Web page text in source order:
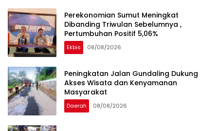
Perekonomian Sumut Meningkat
Dibanding Triwulan Sebelumnya ,
Pertumbuhan Positif 5,06%
Ekbis 08/08/2026
Peningkatan Jalan Gundaling Dukung
Akses Wisata dan Kenyamanan
Masyarakat
Daerah 08/08/2026